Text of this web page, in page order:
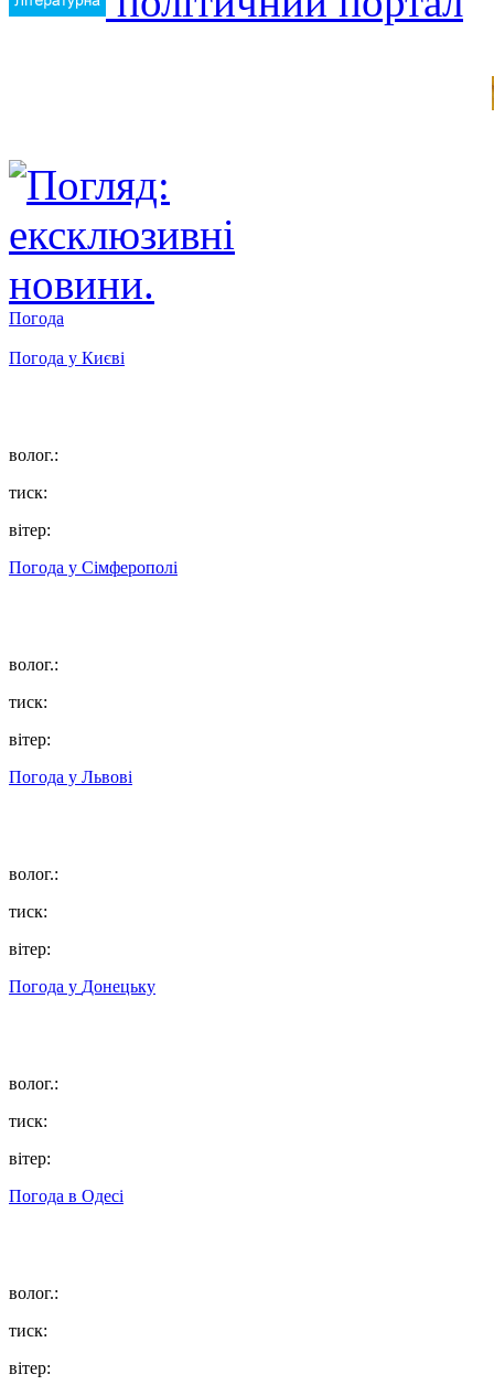
Погода
Погода у Києві
волог.:
тиск:
вітер:
Погода у Сімферополі
волог.:
тиск:
вітер:
Погода у Львові
волог.:
тиск:
вітер:
Погода у Донецьку
волог.:
тиск:
вітер:
Погода в Одесі
волог.:
тиск:
вітер: